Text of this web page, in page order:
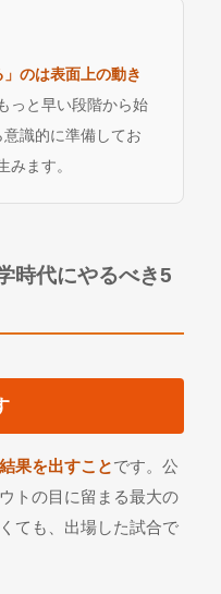
」のは表面上の動き
っと早い段階から始
識的に準備してお
みます。
時代にやるべき5
果を出すことです。公
トの目に留まる最大の
ても、出場した試合で